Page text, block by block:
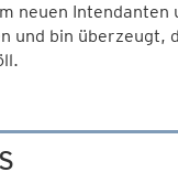
neuen
und bin überzeugt,